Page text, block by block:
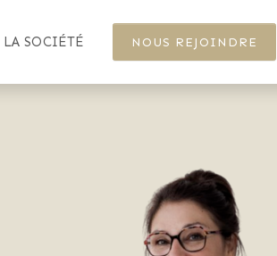
LA SOCIÉTÉ NOUS REJOINDRE